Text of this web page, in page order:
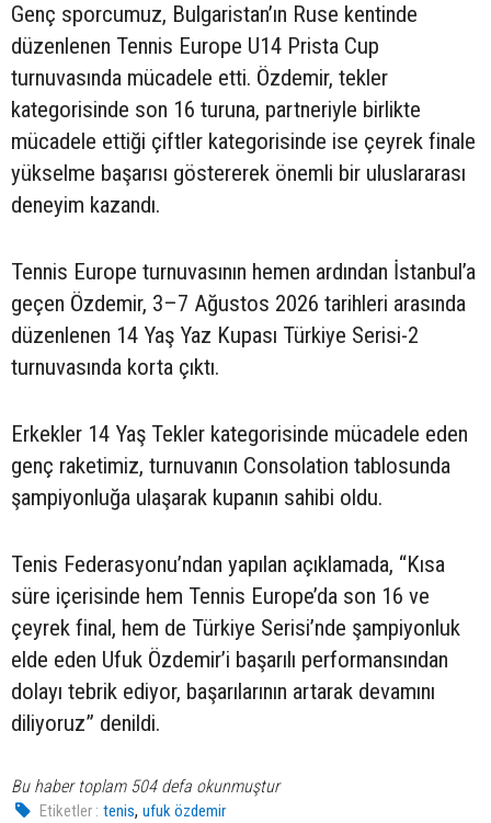
Genç sporcumuz, Bulgaristan’ın Ruse kentinde
düzenlenen Tennis Europe U14 Prista Cup
turnuvasında mücadele etti. Özdemir, tekler
kategorisinde son 16 turuna, partneriyle birlikte
mücadele ettiği çiftler kategorisinde ise çeyrek finale
yükselme başarısı göstererek önemli bir uluslararası
deneyim kazandı.
Tennis Europe turnuvasının hemen ardından İstanbul’a
geçen Özdemir, 3–7 Ağustos 2026 tarihleri arasında
düzenlenen 14 Yaş Yaz Kupası Türkiye Serisi-2
turnuvasında korta çıktı.
Erkekler 14 Yaş Tekler kategorisinde mücadele eden
genç raketimiz, turnuvanın Consolation tablosunda
şampiyonluğa ulaşarak kupanın sahibi oldu.
Tenis Federasyonu’ndan yapılan açıklamada, “Kısa
süre içerisinde hem Tennis Europe’da son 16 ve
çeyrek final, hem de Türkiye Serisi’nde şampiyonluk
elde eden Ufuk Özdemir’i başarılı performansından
dolayı tebrik ediyor, başarılarının artarak devamını
diliyoruz” denildi.
Bu haber toplam 504 defa okunmuştur
Etiketler : tenis,ufuk özdemir